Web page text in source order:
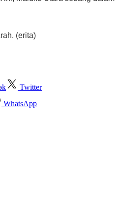
(erita)
Twitter
WhatsApp